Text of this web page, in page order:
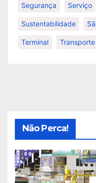
Segurança Serviço
Sustentabilidade
Terminal Transporte
Não Perca!